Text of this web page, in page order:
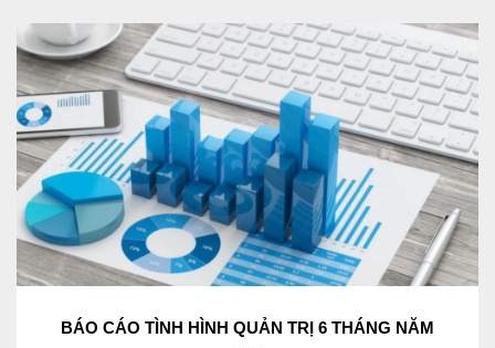
BÁO CÁO TÌNH HÌNH QUẢN TRỊ 6 THÁNG NĂM